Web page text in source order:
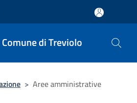
Comune di Treviolo
> Aree amministrative